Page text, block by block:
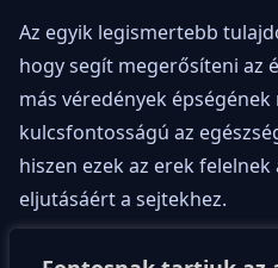
Az egyik legismertebb
hogy segít megerősíteni az
más véredények
kulcsfontosságú az
hiszen ezek az erek
eljutásáért a sejtekhez.
A P-vitamin hiánya esetén